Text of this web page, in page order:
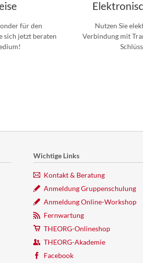
für den
sich jetzt beraten
Nutzen Sie
Verbindung mit
Wichtige Links
Kontakt & Beratung
Anmeldung Gruppenschulung
Anmeldung Online-Workshop
Fernwartung
THEORG-Onlineshop
THEORG-Akademie
Facebook